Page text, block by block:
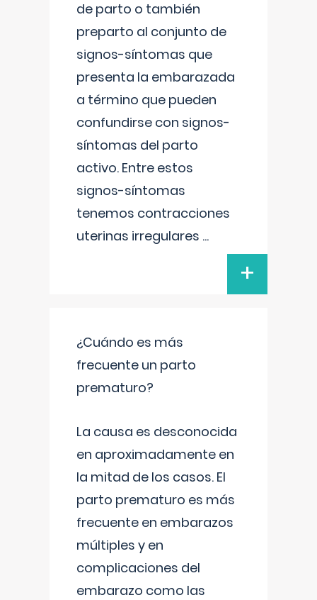
de parto o también
preparto al conjunto de
signos-síntomas que
presenta la embarazada
a término que pueden
confundirse con signos-
síntomas del parto
activo. Entre estos
signos-síntomas
tenemos contracciones
uterinas irregulares ...
+
¿Cuándo es más
frecuente un parto
prematuro?
La causa es desconocida
en aproximadamente en
la mitad de los casos. El
parto prematuro es más
frecuente en embarazos
múltiples y en
complicaciones del
embarazo como las